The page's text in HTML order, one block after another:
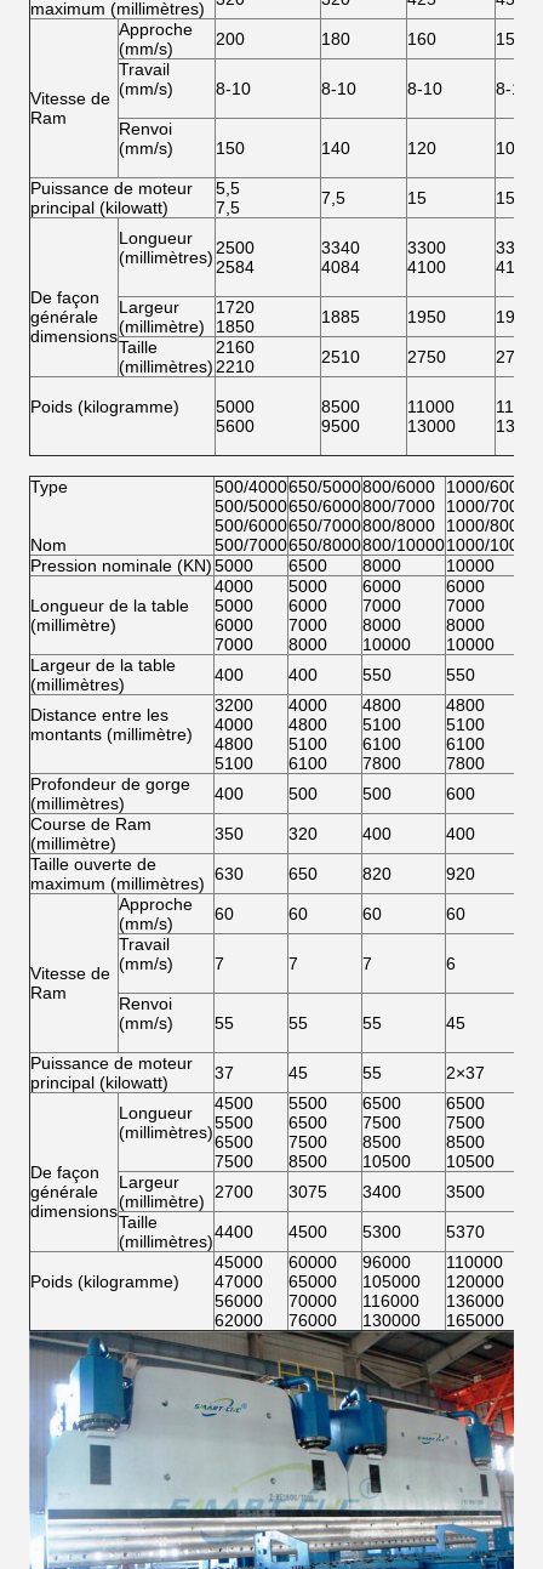
maximum (millimètres)
Vitesse de
Ram
Approche
(mm/s)
200 180 160
150
Travail
(mm/s)
8-10 8-10 8-10 8-10
Renvoi
(mm/s)
150 140 120 100
Puissance de moteur
principal (kilowatt)
5,5
7,5
7,5 15 15
De façon
générale
dimensions
Longueur
(millimètres) 2500
2584
3340
4084
3300
4100
3310
4100
Largeur
(millimètre)
1720
1850
1885 1950
1950
Taille
(millimètres)
2160
2210
2510 2750 2750
Poids (kilogramme)
5000
5600
8500
9500
11000
13000
11500
13500
Type
Nom
500/4000
500/5000
500/6000
500/7000
650/5000
650/6000
650/7000
650/8000
800/6000
800/7000
800/8000
800/10000
1000/6000
1000/7000
1000/8000
1000/10000
Pression nominale (KN)5000 6500 8000 10000
Longueur de la table
(millimètre)
4000
5000
6000
7000
5000
6000
7000
8000
6000
7000
8000
10000
6000
7000
8000
10000
Largeur de la table
(millimètres)
400 400 550 550
Distance entre les
montants (millimètre)
3200
4000
4800
5100
4000
4800
5100
6100
4800
5100
6100
7800
4800
5100
6100
7800
Profondeur de gorge
(millimètres)
400 500 500 600
Course de Ram
(millimètre)
350 320 400 400
Taille ouverte de
maximum (millimètres) 630 650 820 920
Vitesse de
Ram
Approche
(mm/s)
60 60 60 60
Travail
(mm/s)
7 7 7 6
Renvoi
(mm/s)
55 55 55 45
Puissance de moteur
principal (kilowatt)
37 45 55 2×37
De façon
générale
dimensions
Longueur
(millimètres)
4500
5500
6500
7500
5500
6500
7500
8500
6500
7500
8500
10500
6500
7500
8500
10500
Largeur
(millimètre)
2700 3075 3400 3500
Taille
(millimètres)4400 4500 5300 5370
Poids (kilogramme)
45000
47000
56000
62000
60000
65000
70000
76000
96000
105000
116000
130000
110000
120000
136000
165000